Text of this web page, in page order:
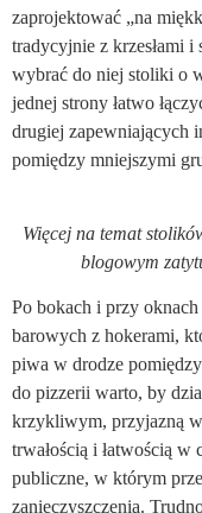
zaprojektować „na
tradycyjnie z krzesłami
wybrać do niej stoliki o
jednej strony łatwo
drugiej zapewniających
pomiędzy mniejszymi
Więcej na temat
blogowym
Po bokach i przy
barowych z hokerami,
piwa w drodze
do pizzerii warto, by
krzykliwym, przyjazną
trwałością i łatwością w
publiczne, w którym
zanieczyszczenia.